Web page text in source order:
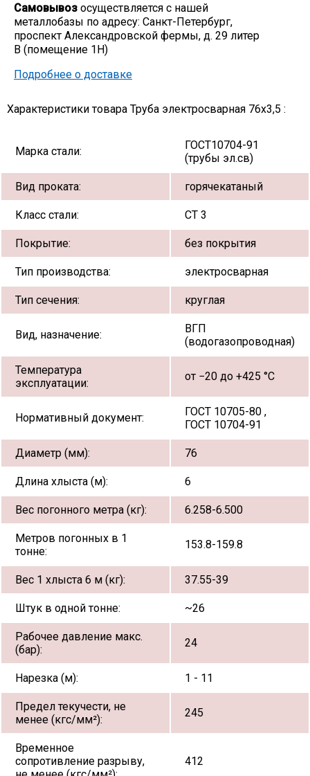
Самовывоз осуществляется с нашей
металлобазы по адресу: Санкт-Петербург,
проспект Александровской фермы, д. 29 литер
В (помещение 1Н)
Подробнее о доставке
Характеристики товара Труба электросварная 76х3,5 :
Марка стали:
ГОСТ10704-91
(трубы эл.св)
Вид проката: горячекатаный
Класс стали: СТ 3
Покрытие: без покрытия
Тип производства: электросварная
Тип сечения: круглая
Вид, назначение:
ВГП
(водогазопроводная)
Температура
эксплуатации:
от −20 до +425 °С
Нормативный документ:
ГОСТ 10705-80 ,
ГОСТ 10704-91
Диаметр (мм): 76
Длина хлыста (м): 6
Вес погонного метра (кг): 6.258-6.500
Метров погонных в 1
тонне:
153.8-159.8
Вес 1 хлыста 6 м (кг): 37.55-39
Штук в одной тонне: ~26
Рабочее давление макс.
(бар):
24
Нарезка (м): 1 - 11
Предел текучести, не
менее (кгс/мм²):
245
Временное
сопротивление разрыву,
412